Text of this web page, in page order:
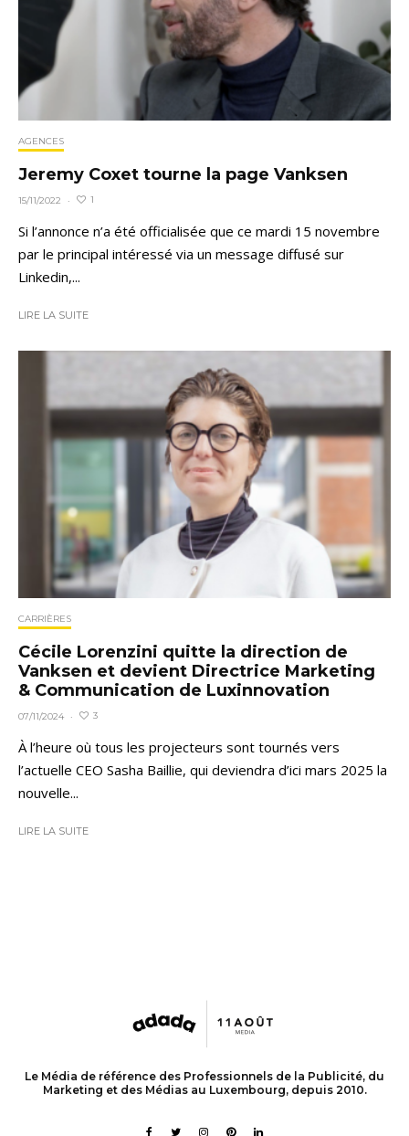
AGENCES
Jeremy Coxet tourne la page Vanksen
15/11/2022 · 1
Si l’annonce n’a été officialisée que ce mardi 15 novembre
par le principal intéressé via un message diffusé sur
Linkedin,...
LIRE LA SUITE
CARRIÈRES
Cécile Lorenzini quitte la direction de
Vanksen et devient Directrice Marketing
& Communication de Luxinnovation
07/11/2024 · 3
À l’heure où tous les projecteurs sont tournés vers
l’actuelle CEO Sasha Baillie, qui deviendra d’ici mars 2025 la
nouvelle...
LIRE LA SUITE
Le Média de référence des Professionnels de la Publicité, du
Marketing et des Médias au Luxembourg, depuis 2010.